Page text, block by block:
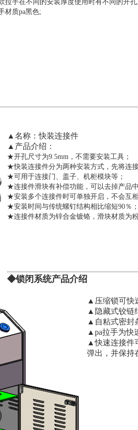
拉手在不同的安装厚度使用时有不同的开
材质pa黑色;
▲名称：快装连接件
▲产品介绍：
★开孔尺寸为9.5mm，不需要安装工具；
★快装连接件分为两种安装方式，先将连
★可用于连接门、盖子、机柜模块等；
★连接件滑块有补偿功能，可以去掉产品
★安装多个连接件时可单独开启，不会互
★安装时间与传统螺钉结构相比缩短90％
★连接件材质为锌合金镀铬，滑块材质为
◆锁闭系统产品介绍
▲压缩锁可快
▲隐藏式铰链
▲自粘式密封
▲pa拉手为快
▲快速连接件
弹出，并保持